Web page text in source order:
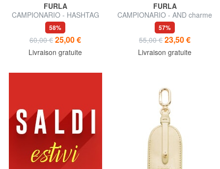
FURLA
CAMPIONARIO - HASHTAG
Charme
58%
60,00 € 25,00 €
Livraison gratuite
FURLA
CAMPIONARIO - AND charme
en cuir
57%
55,00 € 23,50 €
Livraison gratuite